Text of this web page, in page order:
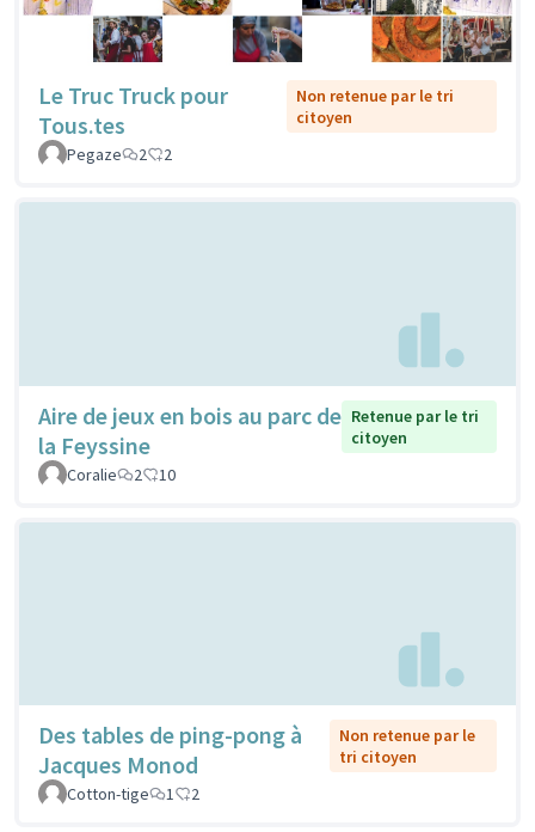
Le Truc Truck pour
Tous.tes
Non retenue par le tri
citoyen
Pegaze
2 2
Aire de jeux en bois au parc de
la Feyssine
Retenue par le tri
citoyen
Coralie
2 10
Des tables de ping-pong à
Jacques Monod
Non retenue par le
tri citoyen
Cotton-tige
1 2